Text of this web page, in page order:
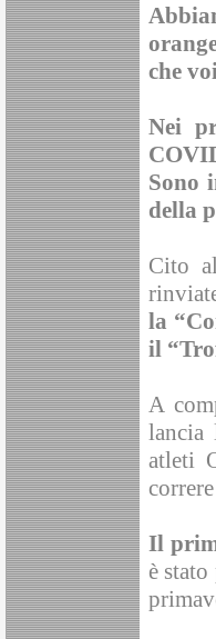
che
Nei
Sono
della
Cito
la
il
A
lancia
atleti
Il
è